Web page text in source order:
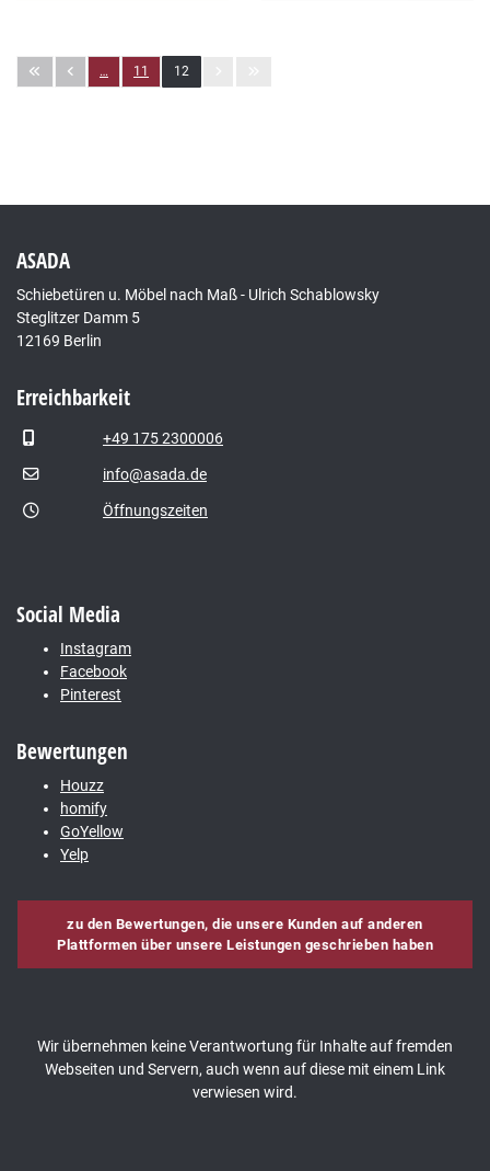
… 11 12
ASADA
Schiebetüren u. Möbel nach Maß - Ulrich Schablowsky
Steglitzer Damm 5
12169 Berlin
Erreichbarkeit
+49 175 2300006
info@asada.de
Öffnungszeiten
Social Media
Instagram
Facebook
Pinterest
Bewertungen
Houzz
homify
GoYellow
Yelp
zu den Bewertungen, die unsere Kunden auf anderen
Plattformen über unsere Leistungen geschrieben haben
Wir übernehmen keine Verantwortung für Inhalte auf fremden
Webseiten und Servern, auch wenn auf diese mit einem Link
verwiesen wird.